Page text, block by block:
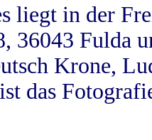
liegt in der
36043 Fulda
Krone,
das